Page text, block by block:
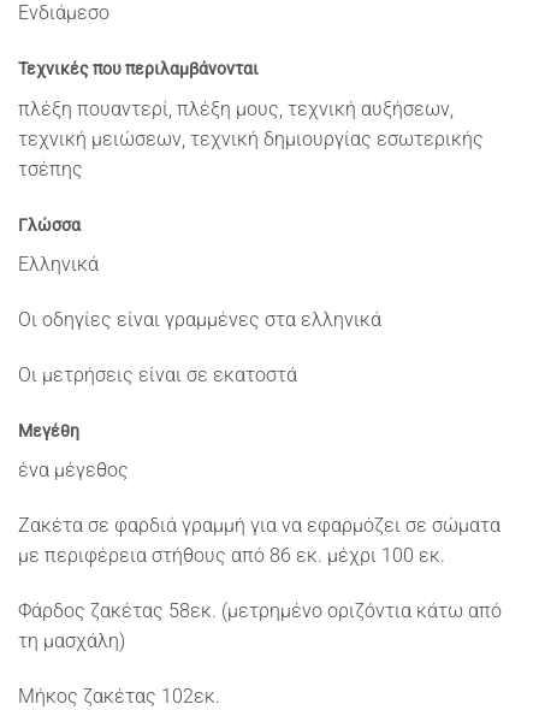
Ενδιάμεσο
Τεχνικές που περιλαμβάνονται
πλέξη πουαντερί, πλέξη μους, τεχνική αυξήσεων,
τεχνική μειώσεων, τεχνική δημιουργίας εσωτερικής
τσέπης
Γλώσσα
Ελληνικά
Οι οδηγίες είναι γραμμένες στα ελληνικά
Οι μετρήσεις είναι σε εκατοστά
Μεγέθη
ένα μέγεθος
Ζακέτα σε φαρδιά γραμμή για να εφαρμόζει σε σώματα
με περιφέρεια στήθους από 86 εκ. μέχρι 100 εκ.
Φάρδος ζακέτας 58εκ. (μετρημένο οριζόντια κάτω από
τη μασχάλη)
Μήκος ζακέτας 102εκ.